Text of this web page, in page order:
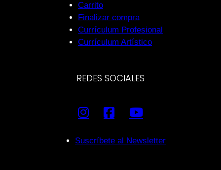
Carrito
Finalizar compra
Currículum Profesional
Currículum Artístico
REDES SOCIALES
Suscríbete al Newsletter